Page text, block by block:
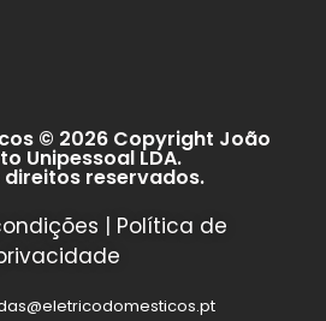
© 2026 Copyright João
Unipessoal LDA.
direitos reservados.
| Política de